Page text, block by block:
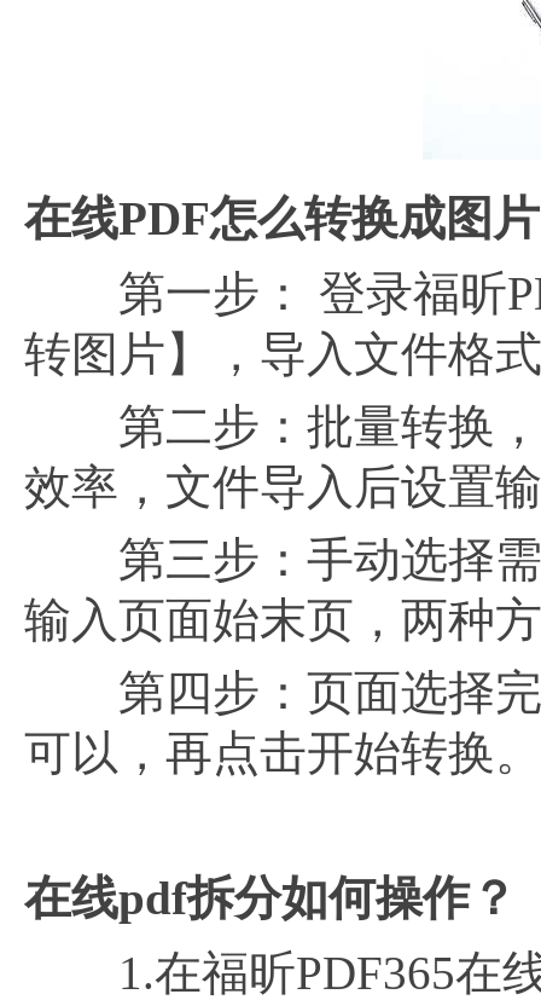
在线PDF怎么转换成图
第一步： 登录福昕
转图片】，导入文件格
第二步：批量转换，
效率，文件导入后设置
第三步：手动选择需
输入页面始末页，两种
第四步：页面选择完
可以，再点击开始转换。
在线pdf拆分如何操作？
1.在福昕PDF365在线